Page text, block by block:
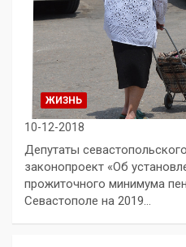
ЖИЗНЬ
10-12-2018
Депутаты
законопроект «Об
прожиточного минимума
Севастополе на 2019…